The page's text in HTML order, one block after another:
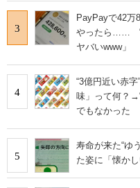
3
PayPayで42万
やったら…… “
ヤバいwww」
4
“3億円近い赤
味」って何？
でもなかった
5
寿命が来た“ゆ
た姿に「懐か